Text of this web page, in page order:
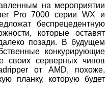
на мероприятии
Pro 7000 серии WX и
беспрецедентную
которые оставят
позади. В будущем
конкурирующие
серверных чипов
от AMD, похоже,
планку, которую будет